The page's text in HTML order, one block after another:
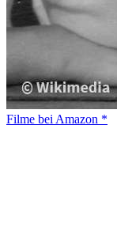
Filme bei Amazon *